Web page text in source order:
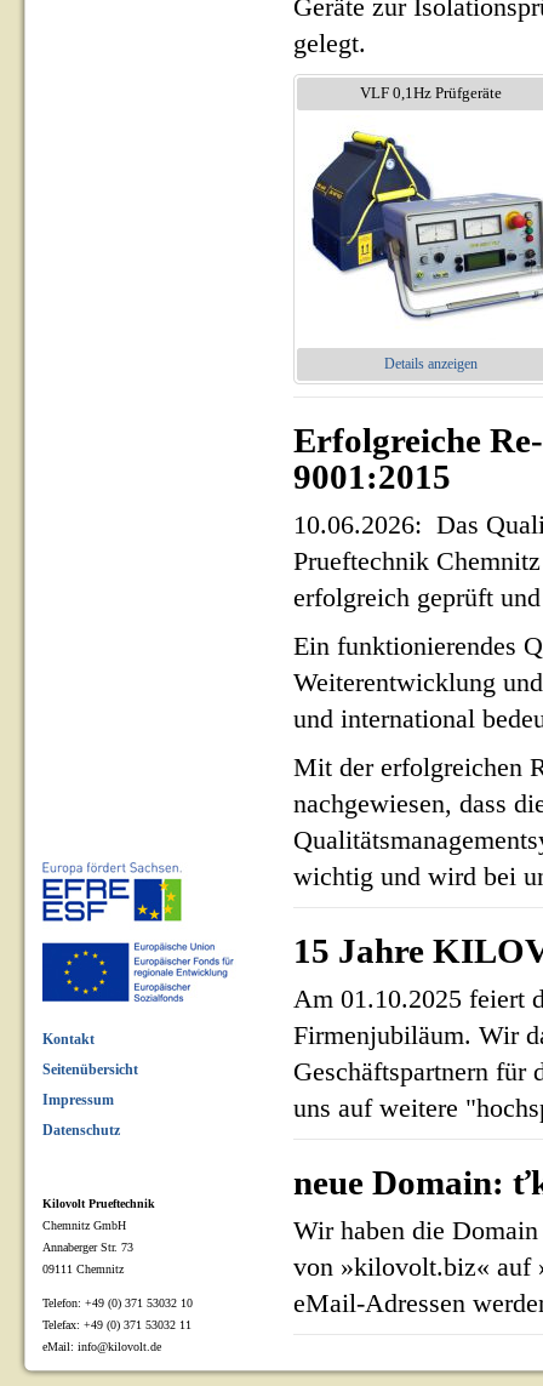
Geräte zur
gelegt.
VLF 0,1Hz Prüfgeräte
Details anzeigen
Erfolgreiche
9001:2015
10.06.2026: Das
Prueftechnik
erfolgreich geprüft
Ein funktionierendes
Weiterentwicklung
und international
Mit der erfolgreichen
nachgewiesen, dass
wichtig und wird bei
15 Jahre
Am 01.10.2025 feiert
Firmenjubiläum. Wir
Geschäftspartnern für
uns auf weitere
neue Domain:
Wir haben die
von »kilovolt.biz« auf
eMail-Adressen
Kontakt
Seitenübersicht
Impressum
Datenschutz
Kilovolt Prueftechnik
Chemnitz GmbH
Annaberger Str. 73
09111 Chemnitz
Telefon: +49 (0) 371 53032 10
Telefax: +49 (0) 371 53032 11
eMail: info@kilovolt.de